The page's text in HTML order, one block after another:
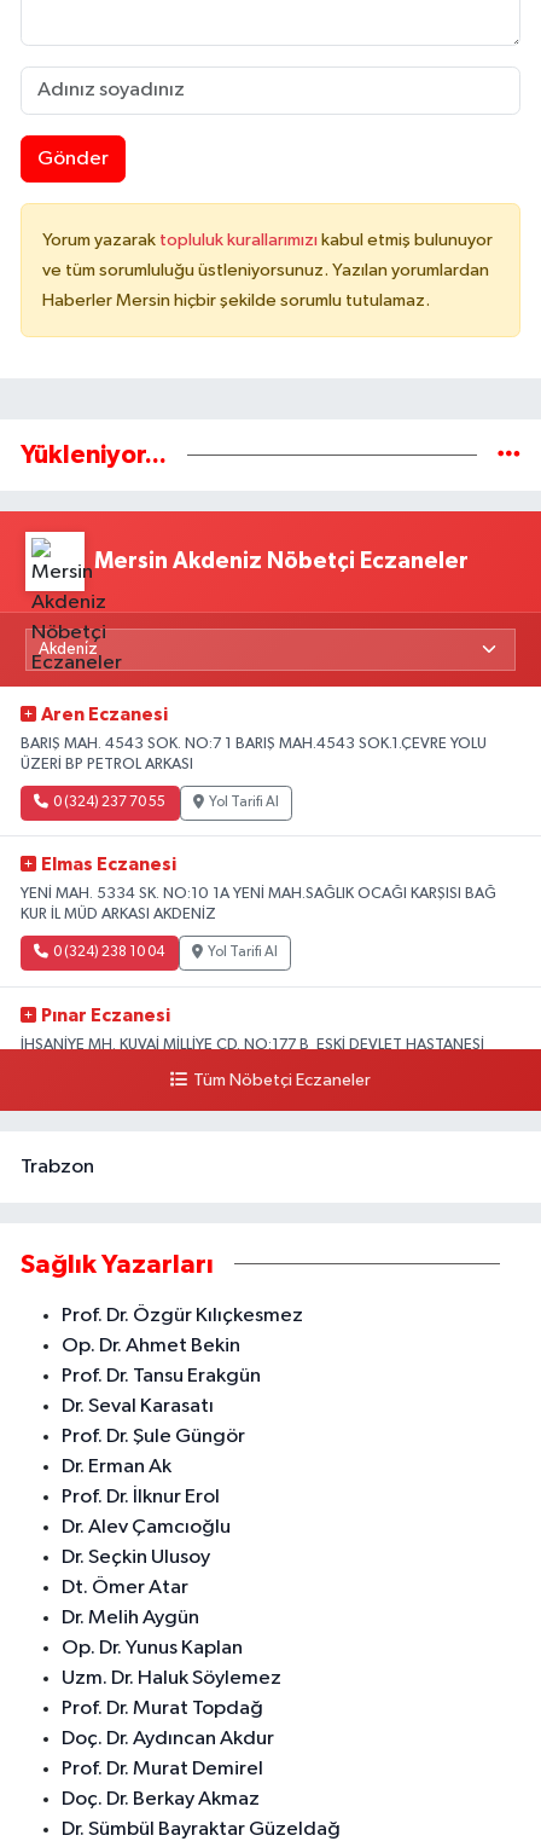
Gönder
Yorum yazarak topluluk kurallarımızı kabul etmiş bulunuyor
ve tüm sorumluluğu üstleniyorsunuz. Yazılan yorumlardan
Haberler Mersin hiçbir şekilde sorumlu tutulamaz.
Yükleniyor...
Mersin Akdeniz Nöbetçi Eczaneler
Aren Eczanesi
BARIŞ MAH. 4543 SOK. NO:7 1 BARIŞ MAH.4543 SOK.1.ÇEVRE YOLU
ÜZERİ BP PETROL ARKASI
0 (324) 237 70 55 Yol Tarifi Al
Elmas Eczanesi
YENİ MAH. 5334 SK. NO:10 1A YENİ MAH.SAĞLIK OCAĞI KARŞISI BAĞ
KUR İL MÜD ARKASI AKDENİZ
0 (324) 238 10 04 Yol Tarifi Al
Pınar Eczanesi
İHSANİYE MH. KUVAİ MİLLİYE CD. NO:177 B ESKİ DEVLET HASTANESİ
Tüm Nöbetçi Eczaneler
Trabzon
Sağlık Yazarları
Prof. Dr. Özgür Kılıçkesmez
Op. Dr. Ahmet Bekin
Prof. Dr. Tansu Erakgün
Dr. Seval Karasatı
Prof. Dr. Şule Güngör
Dr. Erman Ak
Prof. Dr. İlknur Erol
Dr. Alev Çamcıoğlu
Dr. Seçkin Ulusoy
Dt. Ömer Atar
Dr. Melih Aygün
Op. Dr. Yunus Kaplan
Uzm. Dr. Haluk Söylemez
Prof. Dr. Murat Topdağ
Doç. Dr. Aydıncan Akdur
Prof. Dr. Murat Demirel
Doç. Dr. Berkay Akmaz
Dr. Sümbül Bayraktar Güzeldağ